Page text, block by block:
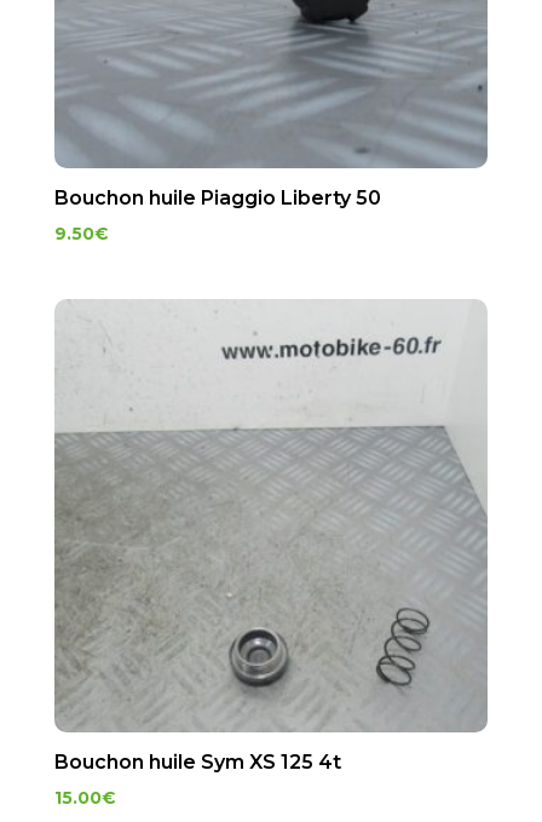
Bouchon huile Piaggio Liberty 50
9.50€
Bouchon huile Sym XS 125 4t
15.00€